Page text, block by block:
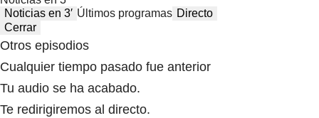
Noticias en 3′ Últimos programas Directo
Cerrar
Otros episodios
Cualquier tiempo pasado fue anterior
Tu audio se ha acabado.
Te redirigiremos al directo.